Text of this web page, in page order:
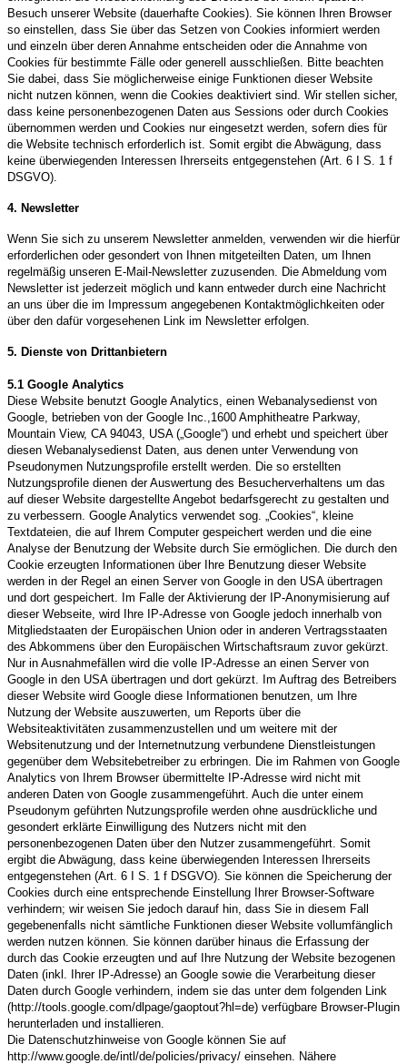
Besuch unserer Website (dauerhafte Cookies). Sie können Ihren Browser
so einstellen, dass Sie über das Setzen von Cookies informiert werden
und einzeln über deren Annahme entscheiden oder die Annahme von
Cookies für bestimmte Fälle oder generell ausschließen. Bitte beachten
Sie dabei, dass Sie möglicherweise einige Funktionen dieser Website
nicht nutzen können, wenn die Cookies deaktiviert sind. Wir stellen sicher,
dass keine personenbezogenen Daten aus Sessions oder durch Cookies
übernommen werden und Cookies nur eingesetzt werden, sofern dies für
die Website technisch erforderlich ist. Somit ergibt die Abwägung, dass
keine überwiegenden Interessen Ihrerseits entgegenstehen (Art. 6 I S. 1 f
DSGVO).
4. Newsletter
Wenn Sie sich zu unserem Newsletter anmelden, verwenden wir die hierfür
erforderlichen oder gesondert von Ihnen mitgeteilten Daten, um Ihnen
regelmäßig unseren E-Mail-Newsletter zuzusenden. Die Abmeldung vom
Newsletter ist jederzeit möglich und kann entweder durch eine Nachricht
an uns über die im Impressum angegebenen Kontaktmöglichkeiten oder
über den dafür vorgesehenen Link im Newsletter erfolgen.
5. Dienste von Drittanbietern
5.1 Google Analytics
Diese Website benutzt Google Analytics, einen Webanalysedienst von
Google, betrieben von der Google Inc.,1600 Amphitheatre Parkway,
Mountain View, CA 94043, USA („Google“) und erhebt und speichert über
diesen Webanalysedienst Daten, aus denen unter Verwendung von
Pseudonymen Nutzungsprofile erstellt werden. Die so erstellten
Nutzungsprofile dienen der Auswertung des Besucherverhaltens um das
auf dieser Website dargestellte Angebot bedarfsgerecht zu gestalten und
zu verbessern. Google Analytics verwendet sog. „Cookies“, kleine
Textdateien, die auf Ihrem Computer gespeichert werden und die eine
Analyse der Benutzung der Website durch Sie ermöglichen. Die durch den
Cookie erzeugten Informationen über Ihre Benutzung dieser Website
werden in der Regel an einen Server von Google in den USA übertragen
und dort gespeichert. Im Falle der Aktivierung der IP-Anonymisierung auf
dieser Webseite, wird Ihre IP-Adresse von Google jedoch innerhalb von
Mitgliedstaaten der Europäischen Union oder in anderen Vertragsstaaten
des Abkommens über den Europäischen Wirtschaftsraum zuvor gekürzt.
Nur in Ausnahmefällen wird die volle IP-Adresse an einen Server von
Google in den USA übertragen und dort gekürzt. Im Auftrag des Betreibers
dieser Website wird Google diese Informationen benutzen, um Ihre
Nutzung der Website auszuwerten, um Reports über die
Websiteaktivitäten zusammenzustellen und um weitere mit der
Websitenutzung und der Internetnutzung verbundene Dienstleistungen
gegenüber dem Websitebetreiber zu erbringen. Die im Rahmen von Google
Analytics von Ihrem Browser übermittelte IP-Adresse wird nicht mit
anderen Daten von Google zusammengeführt. Auch die unter einem
Pseudonym geführten Nutzungsprofile werden ohne ausdrückliche und
gesondert erklärte Einwilligung des Nutzers nicht mit den
personenbezogenen Daten über den Nutzer zusammengeführt. Somit
ergibt die Abwägung, dass keine überwiegenden Interessen Ihrerseits
entgegenstehen (Art. 6 I S. 1 f DSGVO). Sie können die Speicherung der
Cookies durch eine entsprechende Einstellung Ihrer Browser-Software
verhindern; wir weisen Sie jedoch darauf hin, dass Sie in diesem Fall
gegebenenfalls nicht sämtliche Funktionen dieser Website vollumfänglich
werden nutzen können. Sie können darüber hinaus die Erfassung der
durch das Cookie erzeugten und auf Ihre Nutzung der Website bezogenen
Daten (inkl. Ihrer IP-Adresse) an Google sowie die Verarbeitung dieser
Daten durch Google verhindern, indem sie das unter dem folgenden Link
(http://tools.google.com/dlpage/gaoptout?hl=de) verfügbare Browser-Plugin
herunterladen und installieren.
Die Datenschutzhinweise von Google können Sie auf
http://www.google.de/intl/de/policies/privacy/ einsehen. Nähere